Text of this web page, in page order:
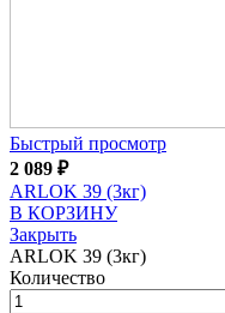
Быстрый просмотр
2 089 ₽
ARLOK 39 (3кг)
В КОРЗИНУ
Закрыть
ARLOK 39 (3кг)
Количество